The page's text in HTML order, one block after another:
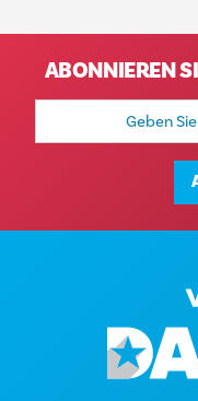
ABONNIEREN
E-
Adresse